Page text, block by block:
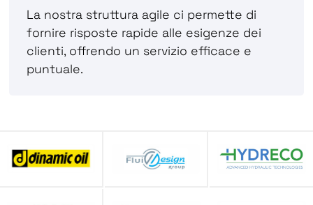
La nostra struttura agile ci permette di
fornire risposte rapide alle esigenze dei
clienti, offrendo un servizio efficace e
puntuale.